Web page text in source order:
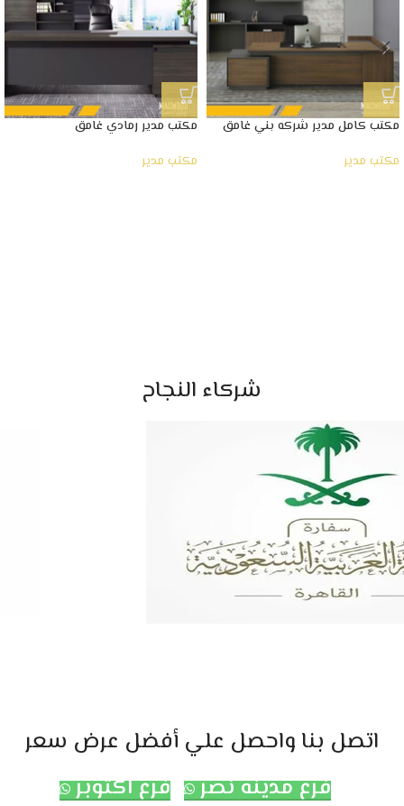
مكتب كامل مدير شركه بني غامق
مكتب مدير
مكتب مدير رمادي غامق
مكتب مدير
شركاء النجاح
اتصل بنا واحصل علي أفضل عرض سعر
فرع مدينه نصر
فرع اكتوبر